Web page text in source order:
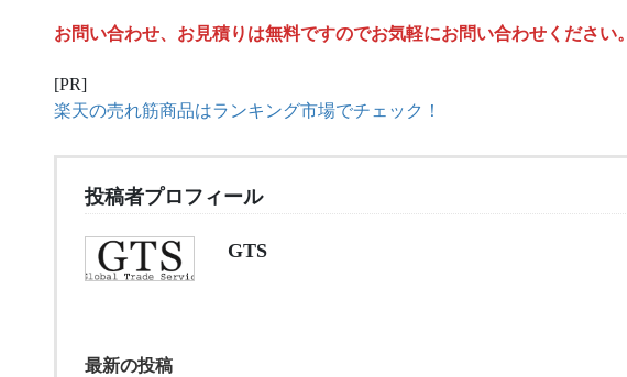
お問い合わせ、お見積りは無料ですのでお気軽にお問い合わせください。
[PR]
楽天の売れ筋商品はランキング市場でチェック！
投稿者プロフィール
GTS
最新の投稿